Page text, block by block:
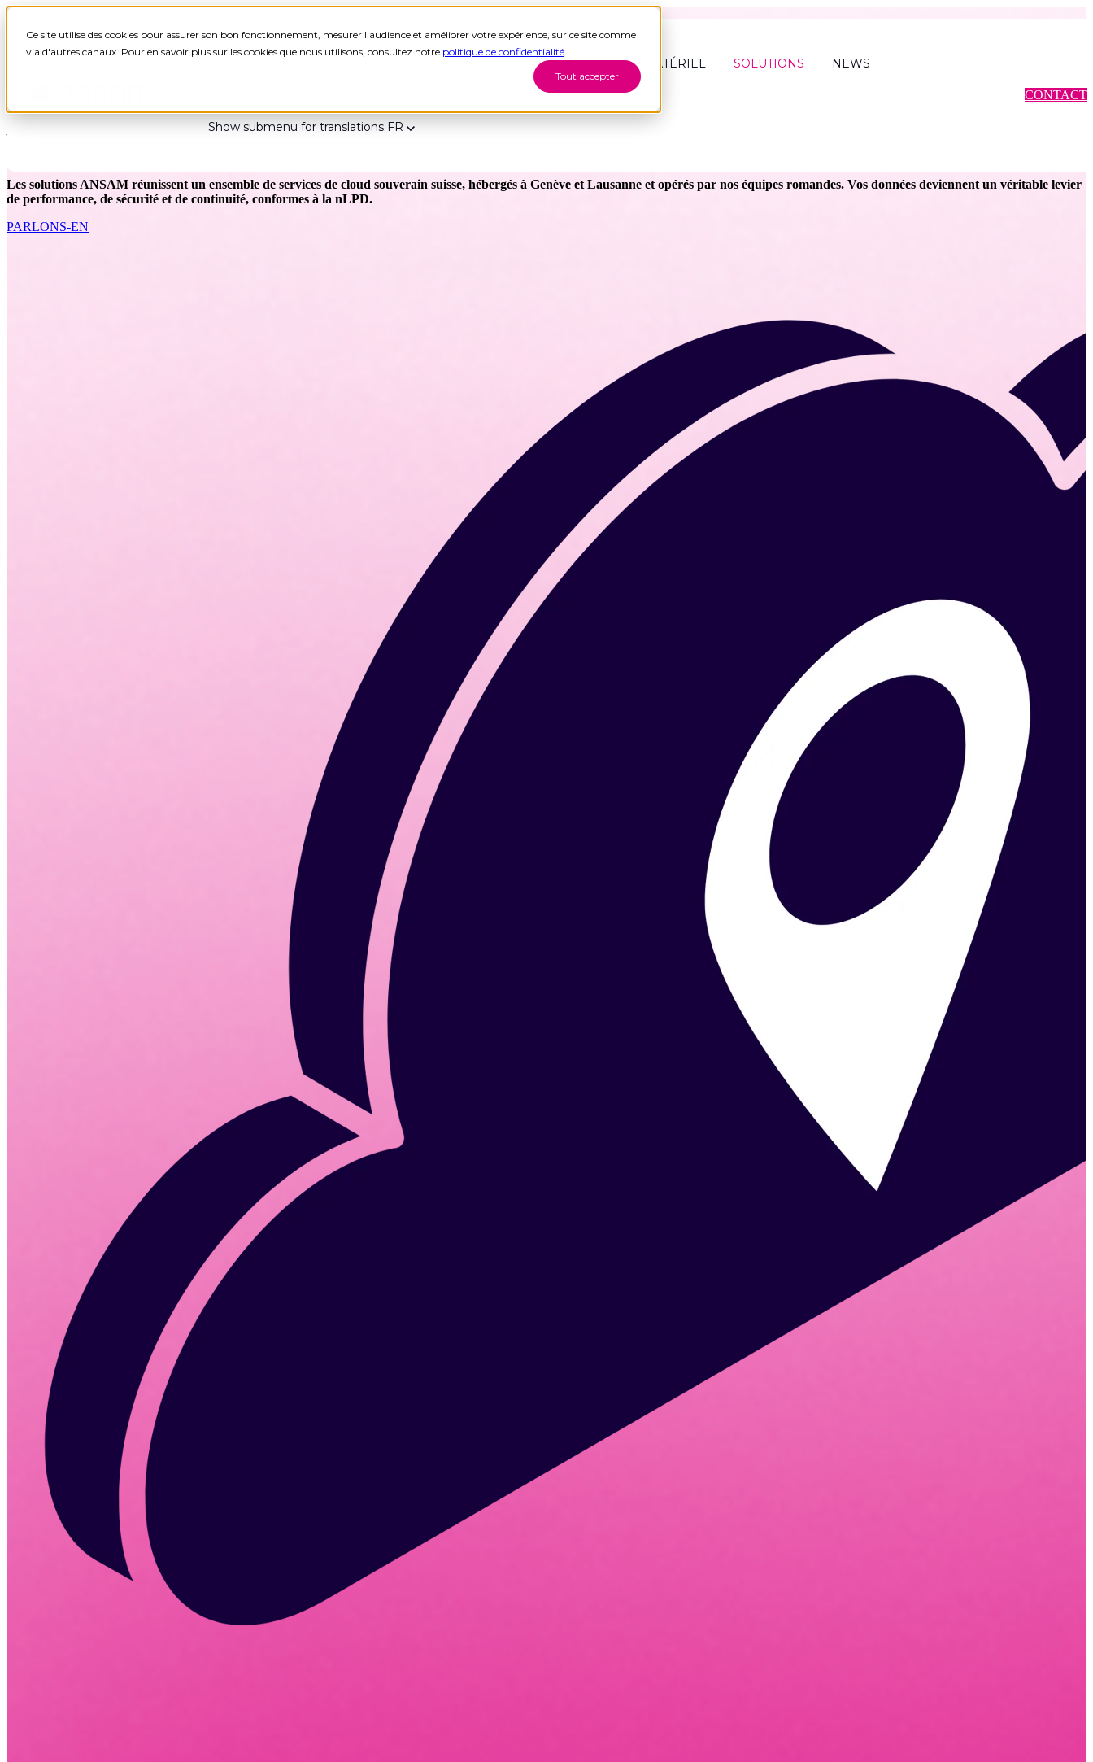
Ce site utilise des cookies pour assurer son bon fonctionnement, mesurer l'audience et améliorer votre expérience, sur ce site comme
via d'autres canaux. Pour en savoir plus sur les cookies que nous utilisons, consultez notre politique de confidentialité.
Tout accepter
Show submenu for ENTITÉS ENTITÉS MATÉRIEL SOLUTIONS NEWS
Show submenu for translations FR
CONTACT
Les solutions ANSAM réunissent un ensemble de services de cloud souverain suisse, hébergés à Genève et Lausanne et opérés par nos équipes romandes. Vos données deviennent un véritable levier
de performance, de sécurité et de continuité, conformes à la nLPD.
PARLONS-EN